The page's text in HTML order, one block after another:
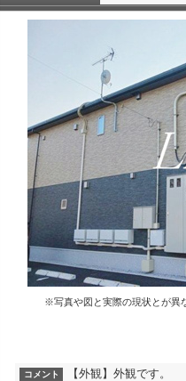
※写真や図と実際の現状とが異
コメント 【外観】外観です。